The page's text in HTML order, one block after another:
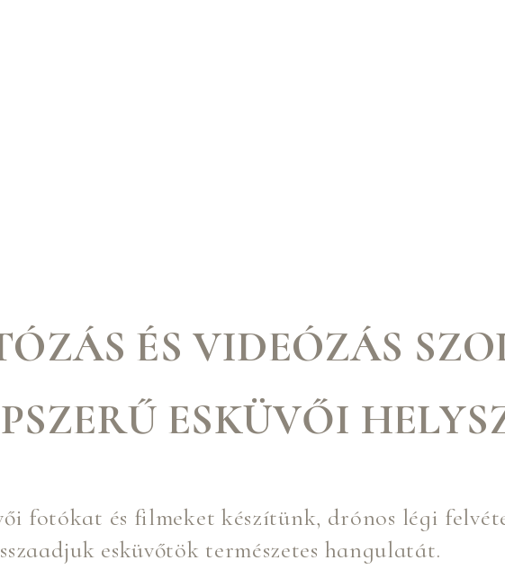
ÉS VIDEÓZÁS
ESKÜVŐI
fotókat és filmeket készítünk, drónos légi
esküvőtök természetes hangulatát.